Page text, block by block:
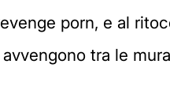
porn, e al
tra le